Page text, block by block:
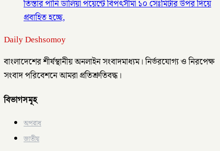
তিস্তার পানি ডালিয়া পয়েন্টে বিপৎসীমা ১০ সেঃমিটার উপর দিয়ে
প্রবাহিত হচ্ছে,
Daily Deshsomoy
বাংলাদেশের শীর্ষস্থানীয় অনলাইন সংবাদমাধ্যম। নির্ভরযোগ্য ও নিরপেক্ষ
সংবাদ পরিবেশনে আমরা প্রতিশ্রুতিবদ্ধ।
বিভাগসমূহ
অপরাধ
জাতীয়